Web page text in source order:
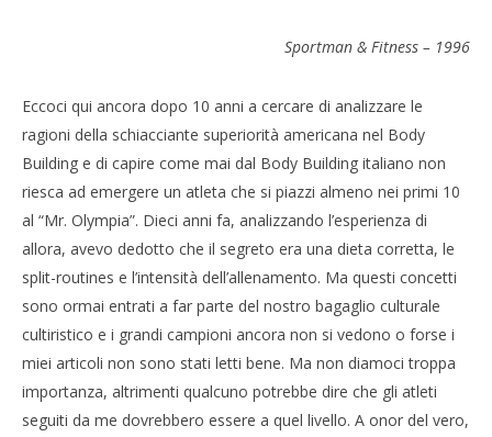
Redazione
Sportman & Fitness – 1996
Eccoci qui ancora dopo 10 anni a cercare di analizzare le
ragioni della schiacciante superiorità americana nel Body
Building e di capire come mai dal Body Building italiano non
riesca ad emergere un atleta che si piazzi almeno nei primi 10
al “Mr. Olympia”. Dieci anni fa, analizzando l’esperienza di
allora, avevo dedotto che il segreto era una dieta corretta, le
split-routines e l’intensità dell’allenamento. Ma questi concetti
sono ormai entrati a far parte del nostro bagaglio culturale
cultiristico e i grandi campioni ancora non si vedono o forse i
miei articoli non sono stati letti bene. Ma non diamoci troppa
importanza, altrimenti qualcuno potrebbe dire che gli atleti
seguiti da me dovrebbero essere a quel livello. A onor del vero,